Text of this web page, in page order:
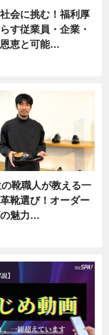
会に挑む！福利厚
す従業員・企業・
恵と可能…
靴職人が教える一
靴選び！オーダー
魅力…